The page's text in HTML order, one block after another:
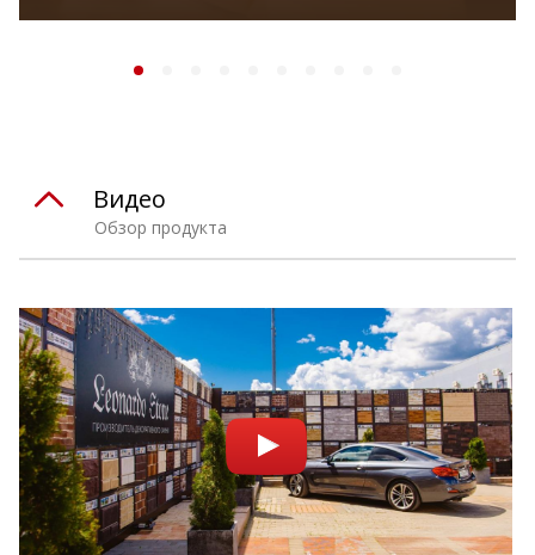
Обзор продукта
Видео